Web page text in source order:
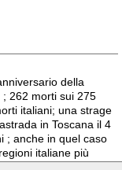
della
262 morti sui 275
italiani; una strage
in Toscana il 4
; anche in quel caso
italiane più